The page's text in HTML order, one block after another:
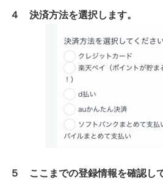
４ 決済方法を選択します。
５ ここまでの登録情報を確認し